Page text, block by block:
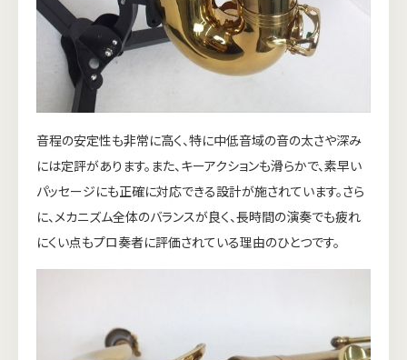
音程の安定性も非常に高く、特に中低音域の音の太さや深み
には定評があります。また、キーアクションも滑らかで、素早い
パッセージにも正確に対応できる設計が施されています。さら
に、メカニズム全体のバランスが良く、長時間の演奏でも疲れ
にくい点もプロ奏者に評価されている理由のひとつです。